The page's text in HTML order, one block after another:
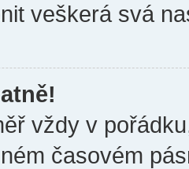
veškerá svá
vždy v
časovém